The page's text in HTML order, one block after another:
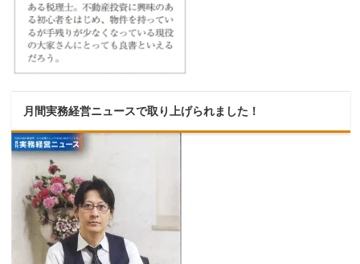
月間実務経営ニュースで取り上げられました！